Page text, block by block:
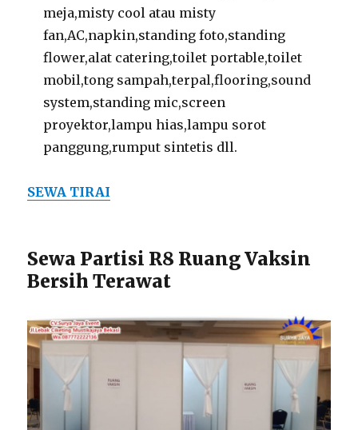
meja,misty cool atau misty
fan,AC,napkin,standing foto,standing
flower,alat catering,toilet portable,toilet
mobil,tong sampah,terpal,flooring,sound
system,standing mic,screen
proyektor,lampu hias,lampu sorot
panggung,rumput sintetis dll.
SEWA TIRAI
Sewa Partisi R8 Ruang Vaksin
Bersih Terawat